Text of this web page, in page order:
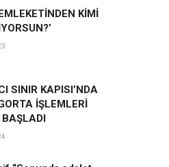
KİMİ
SINIR KAPISI’NDA
İŞLEMLERİ
BAŞLADI